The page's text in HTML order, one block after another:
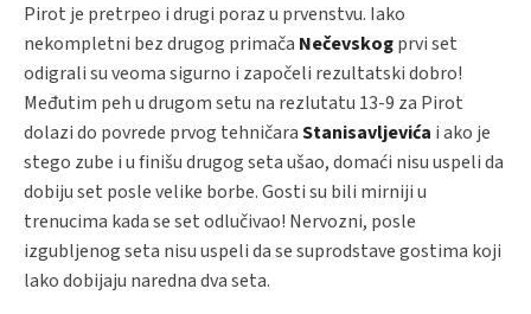
Pirot je pretrpeo i drugi poraz u prvenstvu. Iako
nekompletni bez drugog primača Nečevskogprvi set
odigrali su veoma sigurno i započeli rezultatski dobro!
Međutim peh u drugom setu na rezlutatu 13-9 za Pirot
dolazi do povrede prvog tehničaraStanisavljevića i ako je
stego zube i u finišu drugog seta ušao, domaći nisu uspeli da
dobiju set posle velike borbe. Gosti su bili mirniji u
trenucima kada se set odlučivao! Nervozni, posle
izgubljenog seta nisu uspeli da se suprodstave gostima koji
lako dobijaju naredna dva seta.